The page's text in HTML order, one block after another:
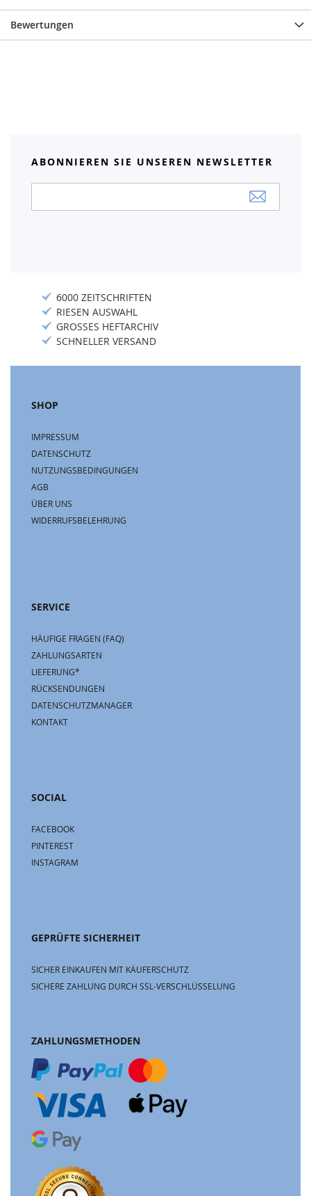
Bewertungen
ABONNIEREN SIE UNSEREN NEWSLETTER
Newsletter:
6000 ZEITSCHRIFTEN
RIESEN AUSWAHL
GROSSES HEFTARCHIV
SCHNELLER VERSAND
SHOP
IMPRESSUM
DATENSCHUTZ
NUTZUNGSBEDINGUNGEN
AGB
ÜBER UNS
WIDERRUFSBELEHRUNG
SERVICE
HÄUFIGE FRAGEN (FAQ)
ZAHLUNGSARTEN
LIEFERUNG*
RÜCKSENDUNGEN
DATENSCHUTZMANAGER
KONTAKT
SOCIAL
FACEBOOK
PINTEREST
INSTAGRAM
GEPRÜFTE SICHERHEIT
SICHER EINKAUFEN MIT KÄUFERSCHUTZ
SICHERE ZAHLUNG DURCH SSL-VERSCHLÜSSELUNG
ZAHLUNGSMETHODEN